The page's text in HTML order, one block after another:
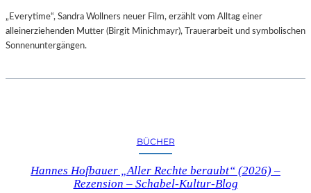
„Everytime“, Sandra Wollners neuer Film, erzählt vom Alltag einer
alleinerziehenden Mutter (Birgit Minichmayr), Trauerarbeit und symbolischen
Sonnenuntergängen.
BÜCHER
Hannes Hofbauer „Aller Rechte beraubt“ (2026) –
Rezension – Schabel-Kultur-Blog